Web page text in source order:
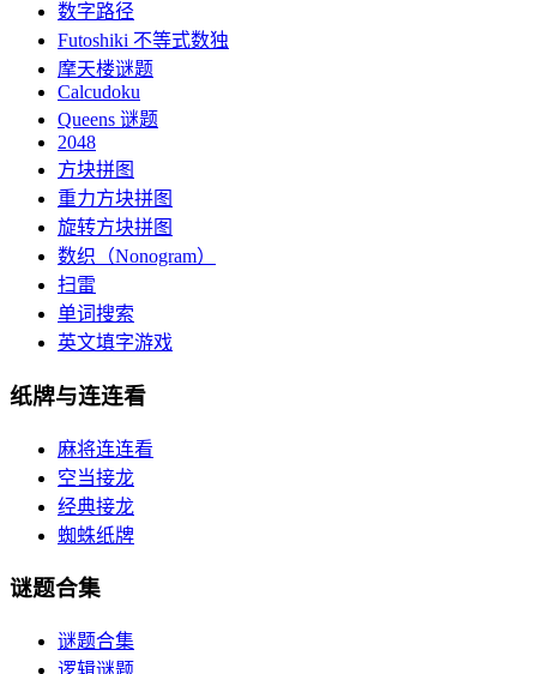
数字路径
Futoshiki 不等式数独
摩天楼谜题
Calcudoku
Queens 谜题
2048
方块拼图
重力方块拼图
旋转方块拼图
数织（Nonogram）
扫雷
单词搜索
英文填字游戏
纸牌与连连看
麻将连连看
空当接龙
经典接龙
蜘蛛纸牌
谜题合集
谜题合集